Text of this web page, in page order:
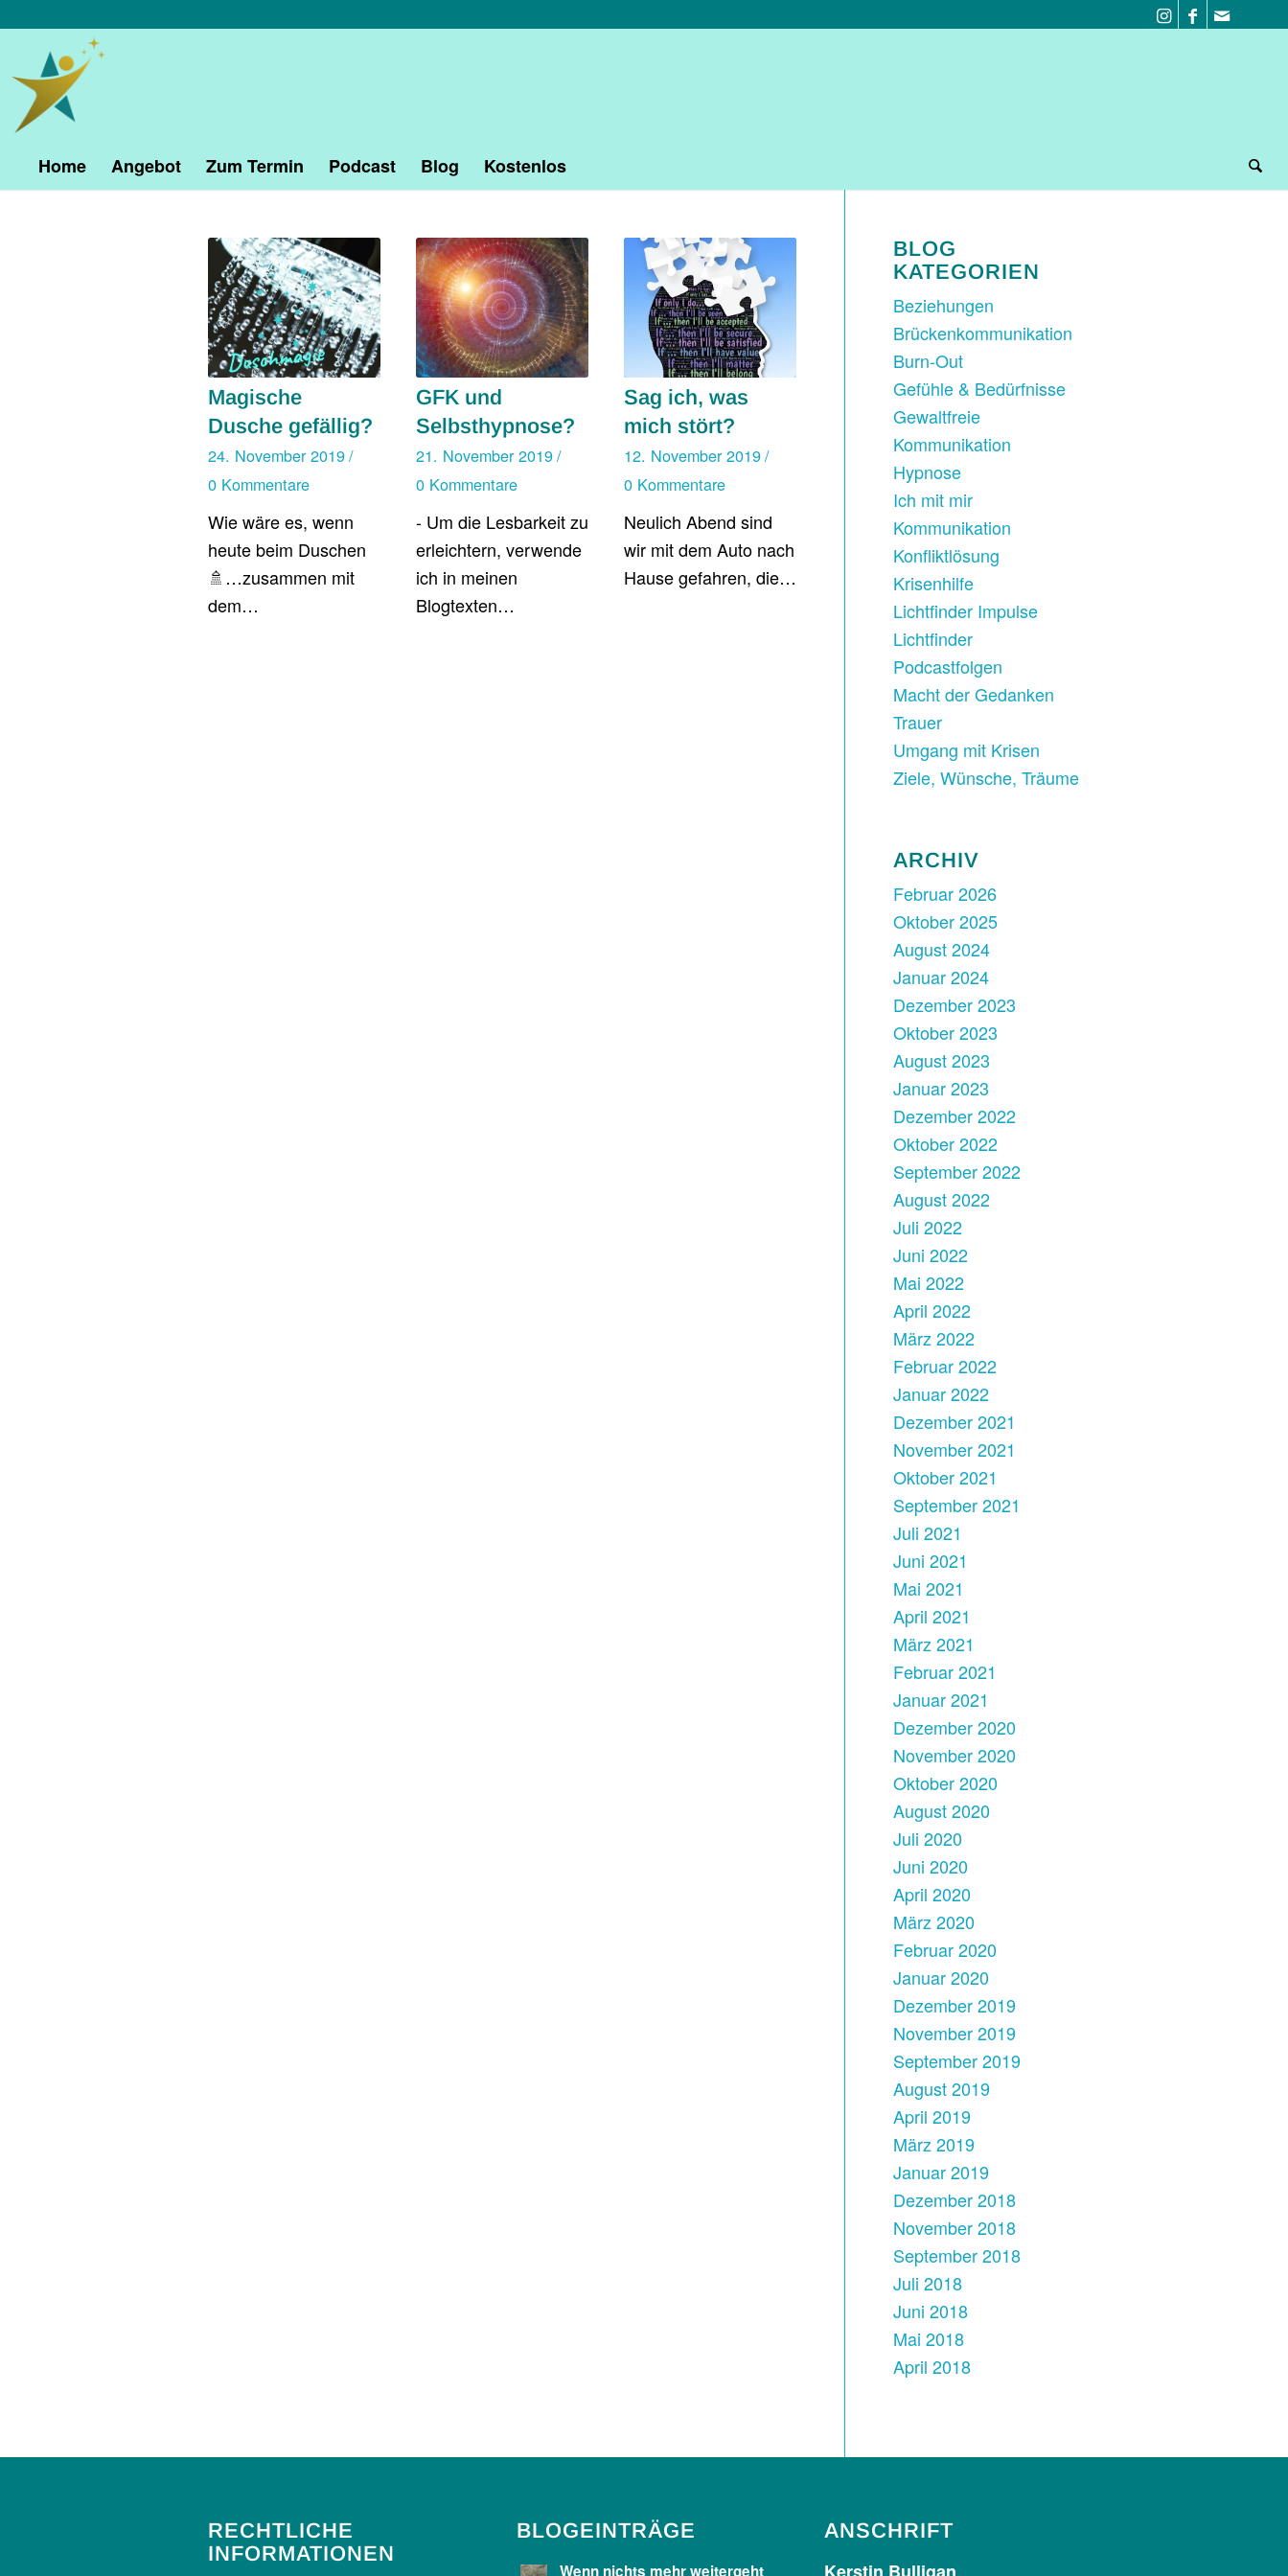
Home Angebot Zum Termin Podcast Blog Kostenlos
Magische
Dusche gefällig?
24. November 2019/
0 Kommentare
Wie wäre es, wenn
heute beim Duschen
🚿…zusammen mit
dem…
GFK und
Selbsthypnose?
21. November 2019/
0 Kommentare
- Um die Lesbarkeit zu
erleichtern, verwende
ich in meinen
Blogtexten…
Sag ich, was
mich stört?
12. November 2019/
0 Kommentare
Neulich Abend sind
wir mit dem Auto nach
Hause gefahren, die…
BLOG
KATEGORIEN
Beziehungen
Brückenkommunikation
Burn-Out
Gefühle & Bedürfnisse
Gewaltfreie
Kommunikation
Hypnose
Ich mit mir
Kommunikation
Konfliktlösung
Krisenhilfe
Lichtfinder Impulse
Lichtfinder
Podcastfolgen
Macht der Gedanken
Trauer
Umgang mit Krisen
Ziele, Wünsche, Träume
ARCHIV
Februar 2026
Oktober 2025
August 2024
Januar 2024
Dezember 2023
Oktober 2023
August 2023
Januar 2023
Dezember 2022
Oktober 2022
September 2022
August 2022
Juli 2022
Juni 2022
Mai 2022
April 2022
März 2022
Februar 2022
Januar 2022
Dezember 2021
November 2021
Oktober 2021
September 2021
Juli 2021
Juni 2021
Mai 2021
April 2021
März 2021
Februar 2021
Januar 2021
Dezember 2020
November 2020
Oktober 2020
August 2020
Juli 2020
Juni 2020
April 2020
März 2020
Februar 2020
Januar 2020
Dezember 2019
November 2019
September 2019
August 2019
April 2019
März 2019
Januar 2019
Dezember 2018
November 2018
September 2018
Juli 2018
Juni 2018
Mai 2018
April 2018
RECHTLICHE
INFORMATIONEN
BLOGEINTRÄGE
Wenn nichts mehr weitergeht
ANSCHRIFT
Kerstin Bulligan